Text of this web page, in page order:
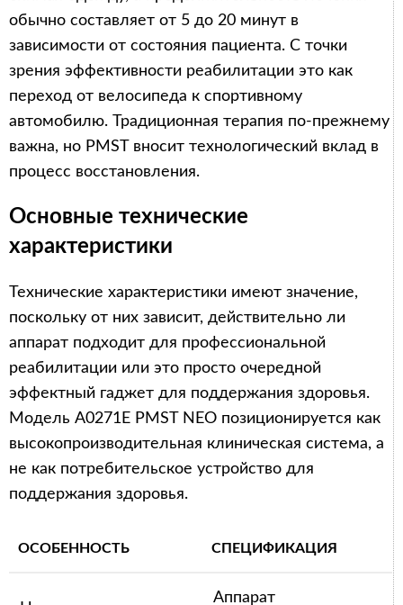
обычно составляет от 5 до 20 минут в
зависимости от состояния пациента. С точки
зрения эффективности реабилитации это как
переход от велосипеда к спортивному
автомобилю. Традиционная терапия по-прежнему
важна, но PMST вносит технологический вклад в
процесс восстановления.
Основные технические
характеристики
Технические характеристики имеют значение,
поскольку от них зависит, действительно ли
аппарат подходит для профессиональной
реабилитации или это просто очередной
эффектный гаджет для поддержания здоровья.
Модель A0271E PMST NEO позиционируется как
высокопроизводительная клиническая система, а
не как потребительское устройство для
поддержания здоровья.
ОСОБЕННОСТЬ СПЕЦИФИКАЦИЯ
Аппарат